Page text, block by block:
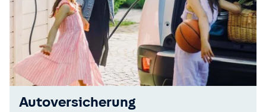
Autoversicherung